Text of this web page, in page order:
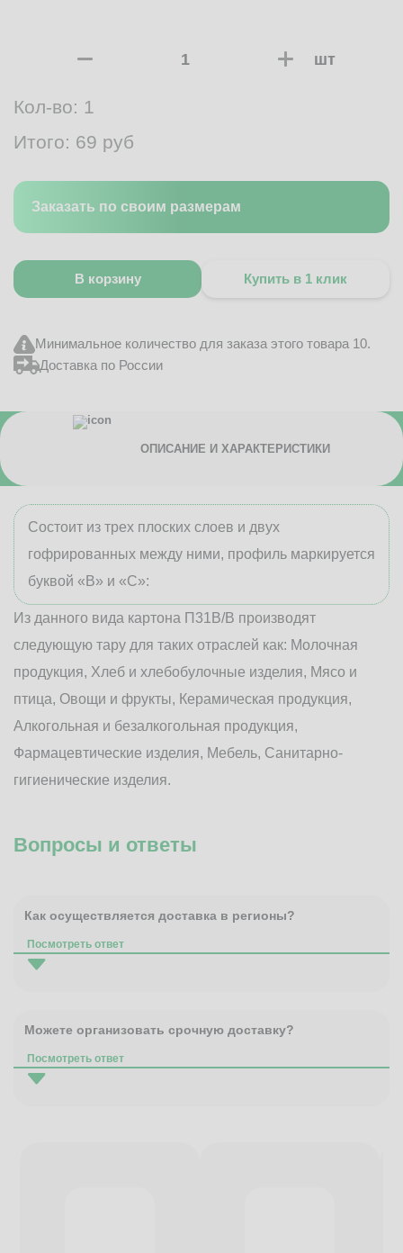
шт
Кол-во: 1
Итого: 69 руб
Заказать по своим размерам
В корзину Купить в 1 клик
Минимальное количество для заказа этого товара 10.
Доставка по России
ОПИСАНИЕ И ХАРАКТЕРИСТИКИ
Состоит из трех плоских слоев и двух
гофрированных между ними, профиль маркируется
буквой «В» и «С»:
Из данного вида картона П31В/B производят
следующую тару для таких отраслей как: Молочная
продукция, Хлеб и хлебобулочные изделия, Мясо и
птица, Овощи и фрукты, Керамическая продукция,
Алкогольная и безалкогольная продукция,
Фармацевтические изделия, Мебель, Санитарно-
гигиенические изделия.
Вопросы и ответы
Как осуществляется доставка в регионы?
Посмотреть ответ
Можете организовать срочную доставку?
Посмотреть ответ